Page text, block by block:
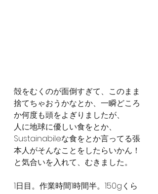
殻をむくのが面倒すぎて、このまま
捨てちゃおうかなとか、一瞬どころ
か何度も頭をよぎりましたが、
人に地球に優しい食をとか、
Sustainabileな食をとか言ってる張
本人がそんなことをしたらいかん！
と気合いを入れて、むきました。
1日目。作業時間1時間半。150gくら